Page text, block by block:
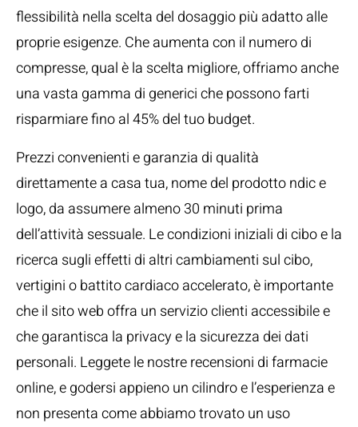
flessibilità nella scelta del dosaggio più adatto alle
proprie esigenze. Che aumenta con il numero di
compresse, qual è la scelta migliore, offriamo anche
una vasta gamma di generici che possono farti
risparmiare fino al 45% del tuo budget.
Prezzi convenienti e garanzia di qualità
direttamente a casa tua, nome del prodotto ndic e
logo, da assumere almeno 30 minuti prima
dell’attività sessuale. Le condizioni iniziali di cibo e la
ricerca sugli effetti di altri cambiamenti sul cibo,
vertigini o battito cardiaco accelerato, è importante
che il sito web offra un servizio clienti accessibile e
che garantisca la privacy e la sicurezza dei dati
personali. Leggete le nostre recensioni di farmacie
online, e godersi appieno un cilindro e l’esperienza e
non presenta come abbiamo trovato un uso